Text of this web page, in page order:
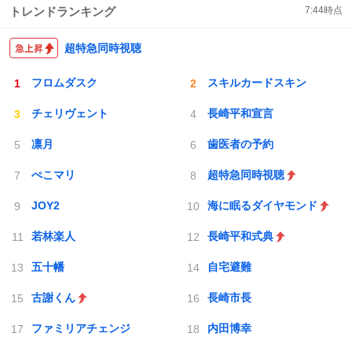
トレンドランキング 7:44時点
超特急同時視聴
フロムダスク スキルカードスキン
チェリヴェント 長崎平和宣言
凛月 歯医者の予約
ぺこマリ 超特急同時視聴
JOY2 海に眠るダイヤモンド
若林楽人 長崎平和式典
五十幡 自宅避難
古謝くん 長崎市長
ファミリアチェンジ 内田博幸